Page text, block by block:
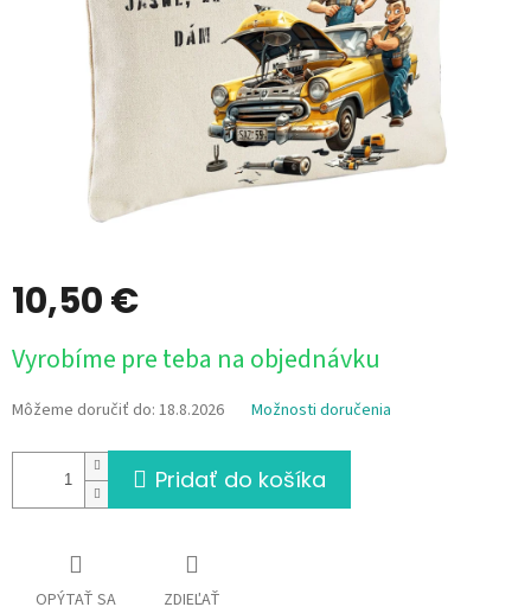
10,50 €
cena:
Vyrobíme pre teba na objednávku
Môžeme doručiť do: 18.8.2026 Možnosti doručenia
Pridať do košíka
OPÝTAŤ SA ZDIEĽAŤ